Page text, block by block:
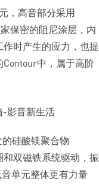
，高音部分采用
保密的阻尼涂层，内
时产生的应力，也提
中，属于高阶
硅酸镁聚合物
和双磁铁系统驱动，振
单元整体更有力量